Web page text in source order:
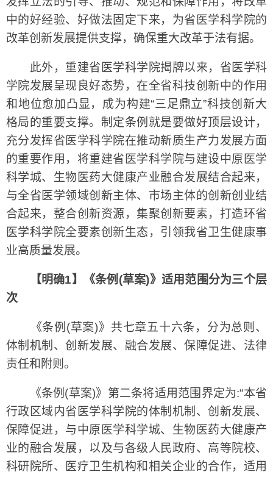
中的好经验、好做法固定下来，为省医学科学院的
改革创新发展提供支撑，确保重大改革于法有据。
此外，重建省医学科学院揭牌以来，省医学科
学院发展呈现良好态势，在全省科技创新中的作用
和地位愈加凸显，成为构建“三足鼎立”科技创新大
格局的重要支撑。制定条例就是要做好顶层设计，
充分发挥省医学科学院在推动新质生产力发展方面
的重要作用，将重建省医学科学院与建设中原医学
科学城、生物医药大健康产业融合发展结合起来，
与全省医学领域创新主体、市场主体的创新创业结
合起来，整合创新资源，集聚创新要素，打造环省
医学科学院全要素创新生态，引领我省卫生健康事
业高质量发展。
【明确1】《条例(草案)》适用范围分为三个层
次
《条例(草案)》共七章五十六条，分为总则、
体制机制、创新发展、融合发展、保障促进、法律
责任和附则。
《条例(草案)》第二条将适用范围界定为:“本省
行政区域内省医学科学院的体制机制、创新发展、
保障促进，与中原医学科学城、生物医药大健康产
业的融合发展，以及与各级人民政府、高等院校、
科研院所、医疗卫生机构和相关企业的合作，适用